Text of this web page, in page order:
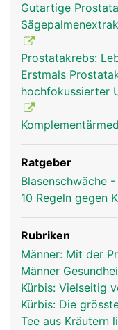
Gutartige
Prostatakrebs:
Erstmals
hochfokussierter
Ratgeber
Blasenschwäche
10 Regeln gegen
Rubriken
Männer: Mit der
Männer
Kürbis: Vielseitig
Kürbis: Die
Tee aus Kräutern